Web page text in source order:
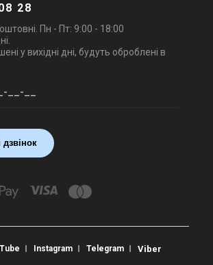
28
Пн - Пт: 9:00 - 18:00
у вихідні дні, будуть оброблені в
Instagram Telegram Viber